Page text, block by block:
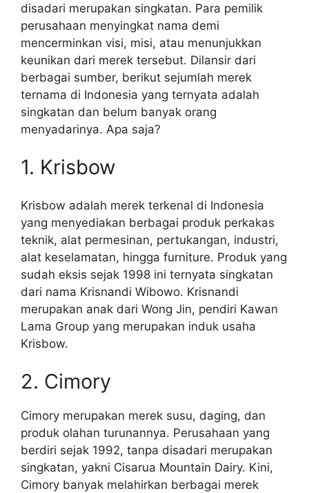
disadari merupakan singkatan. Para pemilik
perusahaan menyingkat nama demi
mencerminkan visi, misi, atau menunjukkan
keunikan dari merek tersebut. Dilansir dari
berbagai sumber, berikut sejumlah merek
ternama di Indonesia yang ternyata adalah
singkatan dan belum banyak orang
menyadarinya. Apa saja?
1. Krisbow
Krisbow adalah merek terkenal di Indonesia
yang menyediakan berbagai produk perkakas
teknik, alat permesinan, pertukangan, industri,
alat keselamatan, hingga furniture. Produk yang
sudah eksis sejak 1998 ini ternyata singkatan
dari nama Krisnandi Wibowo. Krisnandi
merupakan anak dari Wong Jin, pendiri Kawan
Lama Group yang merupakan induk usaha
Krisbow.
2. Cimory
Cimory merupakan merek susu, daging, dan
produk olahan turunannya. Perusahaan yang
berdiri sejak 1992, tanpa disadari merupakan
singkatan, yakni Cisarua Mountain Dairy. Kini,
Cimory banyak melahirkan berbagai merek